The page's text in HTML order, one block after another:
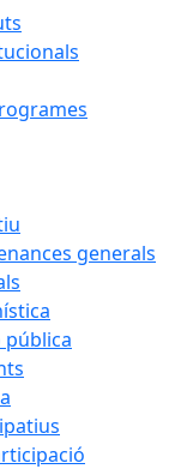
generals
pública